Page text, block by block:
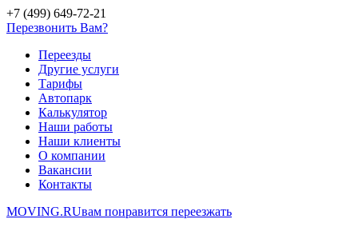
+7 (499) 649-72-21
Перезвонить Вам?
Переезды
Другие услуги
Тарифы
Автопарк
Калькулятор
Наши работы
Наши клиенты
О компании
Вакансии
Контакты
MOVING.RUвам понравится переезжать